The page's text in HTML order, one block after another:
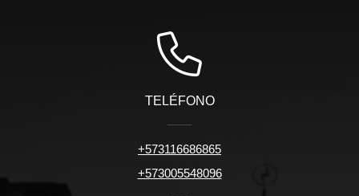
TELÉFONO
+573116686865
+573005548096